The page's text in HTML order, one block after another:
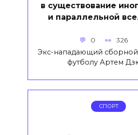
в существование
и параллельной
0 326
Экс-нападающий
футболу Артем
СПОРТ